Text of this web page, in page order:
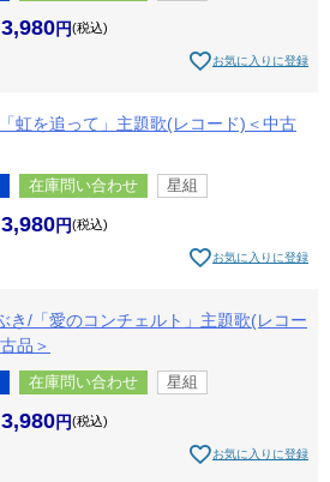
3,980 税込
お気に入りに登録
「虹を追って」主題歌(レコード)＜中古
在庫問い合わせ 星組
3,980 税込
お気に入りに登録
き/「愛のコンチェルト」主題歌(レコー
品＞
在庫問い合わせ 星組
3,980 税込
お気に入りに登録